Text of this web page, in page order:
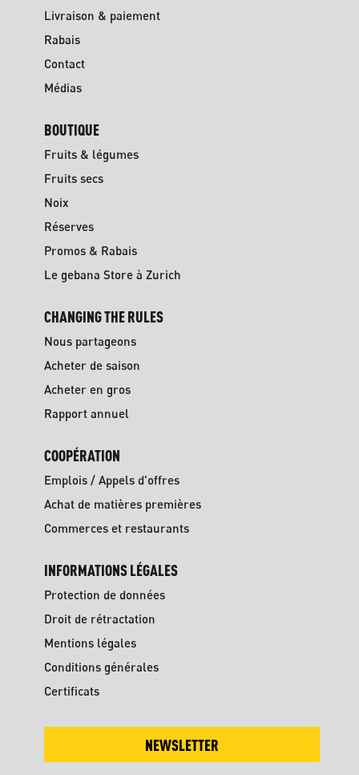
Livraison & paiement
Rabais
Contact
Médias
BOUTIQUE
Fruits & légumes
Fruits secs
Noix
Réserves
Promos & Rabais
Le gebana Store à Zurich
CHANGING THE RULES
Nous partageons
Acheter de saison
Acheter en gros
Rapport annuel
COOPÉRATION
Emplois / Appels d'offres
Achat de matières premières
Commerces et restaurants
INFORMATIONS LÉGALES
Protection de données
Droit de rétractation
Mentions légales
Conditions générales
Certificats
NEWSLETTER